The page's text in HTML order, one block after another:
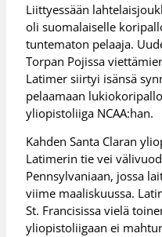
Liittyessään
oli suomalaiselle
tuntematon pelaaja.
Torpan Pojissa
Latimer siirtyi isänsä
pelaamaan
yliopistoliiga NCAA:han.
Kahden Santa Claran
Latimerin tie vei
Pennsylvaniaan, jossa
viime maaliskuussa.
St. Francisissa vielä
yliopistoliigaan ei